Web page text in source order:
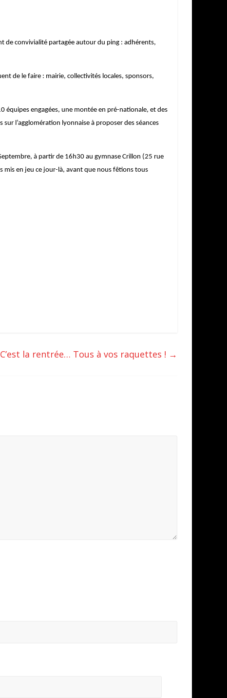
de convivialité partagée autour du ping : adhérents,
de le faire : mairie, collectivités locales, sponsors,
équipes engagées, une montée en pré-nationale, et des
l’agglomération lyonnaise à proposer des séances
à partir de 16h30 au gymnase Crillon (25 rue
mis en jeu ce jour-là, avant que nous fêtions tous
C’est la rentrée… Tous à vos raquettes ! →